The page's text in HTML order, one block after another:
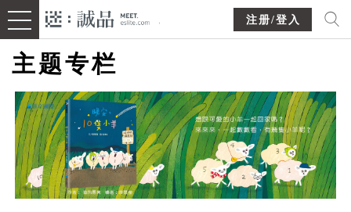
注册/登入
主题专栏